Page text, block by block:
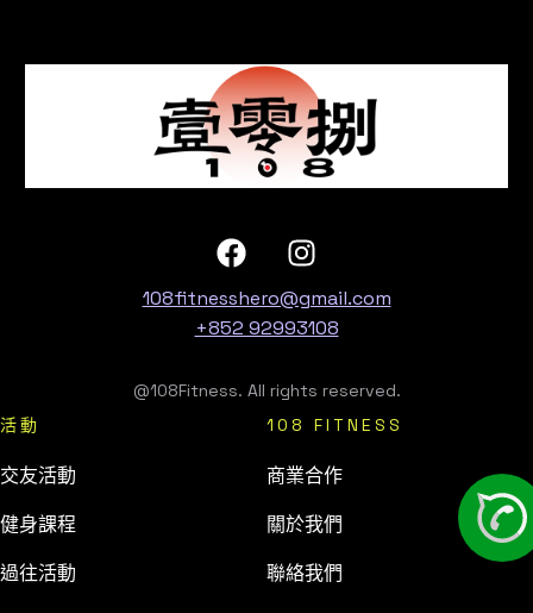
108fitnesshero@gmail.com
+852 92993108
@108Fitness. All rights reserved.
活動
交友活動
健身課程
過往活動
108 FITNESS
商業合作
關於我們
聯絡我們